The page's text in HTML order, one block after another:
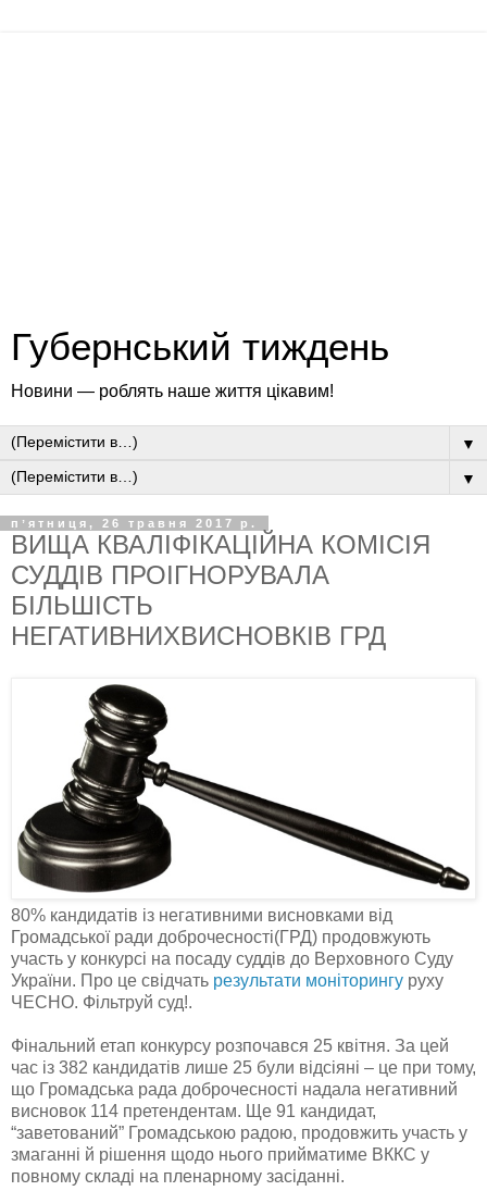
Губернський тиждень
Новини — роблять наше життя цікавим!
▼
▼
пʼятниця, 26 травня 2017 р.
ВИЩА КВАЛІФІКАЦІЙНА КОМІСІЯ
СУДДІВ ПРОІГНОРУВАЛА
БІЛЬШІСТЬ
НЕГАТИВНИХВИСНОВКІВ ГРД
80% кандидатів із негативними висновками від
Громадської ради доброчесності(ГРД) продовжують
участь у конкурсі на посаду суддів до Верховного Суду
України. Про це свідчать результати моніторингу руху
ЧЕСНО. Фільтруй суд!.
Фінальний етап конкурсу розпочався 25 квітня. За цей
час із 382 кандидатів лише 25 були відсіяні – це при тому,
що Громадська рада доброчесності надала негативний
висновок 114 претендентам. Ще 91 кандидат,
“заветований” Громадською радою, продовжить участь у
змаганні й рішення щодо нього прийматиме ВККС у
повному складі на пленарному засіданні.